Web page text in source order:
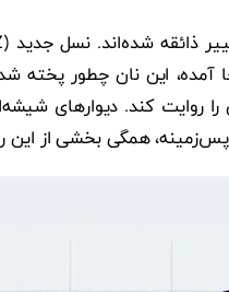
آمده، این نان چطور پخته